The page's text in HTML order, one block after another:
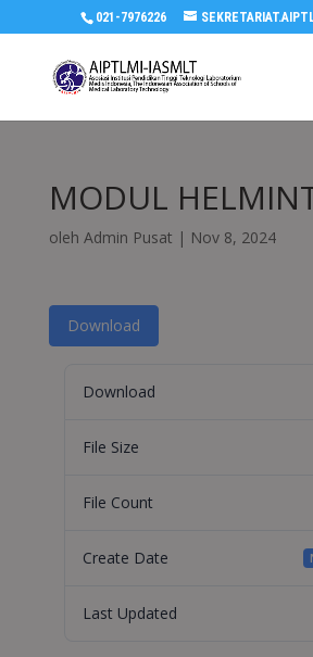
021-7976226
MODUL
oleh Admin Pusat | Nov 8, 2024
Download
Download
File Size
File Count
Create Date
Last Updated